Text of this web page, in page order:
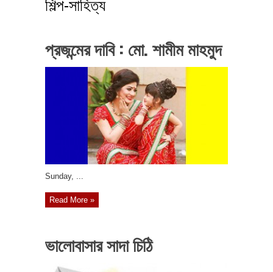
প্রজন্মের দাবি : মো. শামীম মাহমুদ
‎Sunday, ...
Read More »
ভালোবাসার সাদা চিঠি